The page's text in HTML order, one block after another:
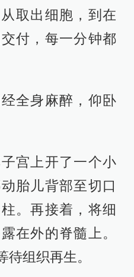
取出细胞，到在
付，每一分钟都
全身麻醉，仰卧
宫上开了一个小
胎儿背部至切口
。再接着，将细
在外的脊髓上。
组织再生。